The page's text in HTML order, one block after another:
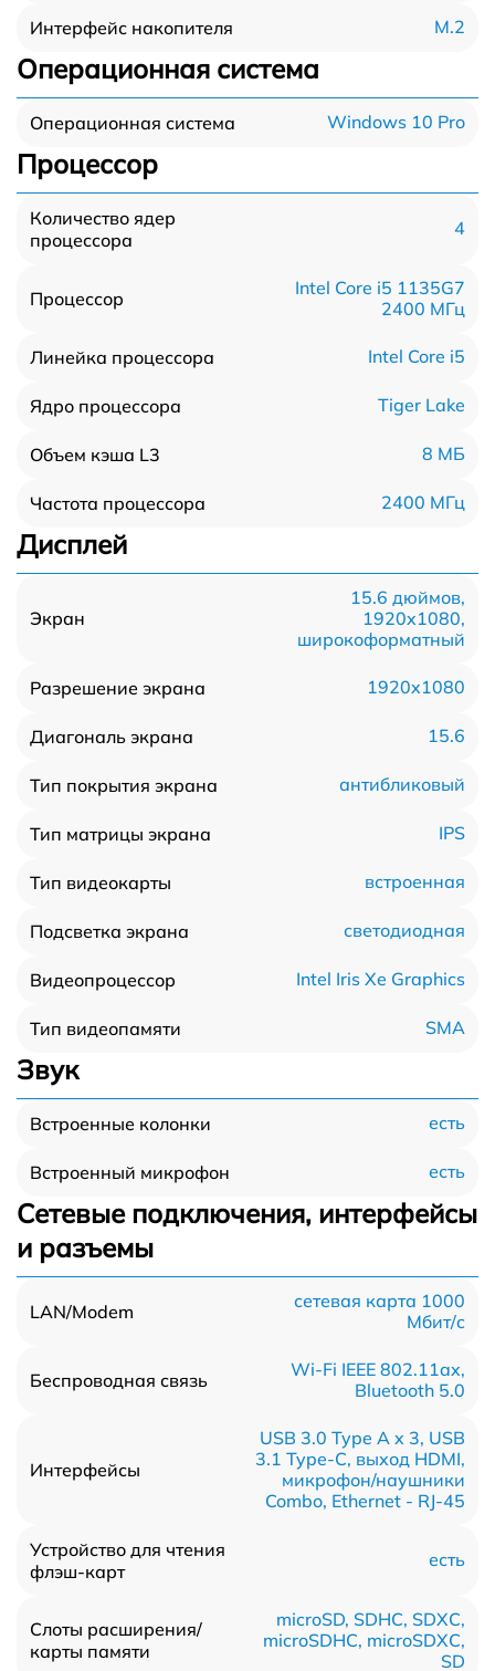
Интерфейс накопителя M.2
Операционная система
Операционная система Windows 10 Pro
Процессор
Количество ядер
процессора
4
Процессор
Intel Core i5 1135G7
2400 МГц
Линейка процессора Intel Core i5
Ядро процессора Tiger Lake
Объем кэша L3 8 МБ
Частота процессора 2400 МГц
Дисплей
Экран
15.6 дюймов,
1920x1080,
широкоформатный
Разрешение экрана 1920x1080
Диагональ экрана 15.6
Тип покрытия экрана антибликовый
Тип матрицы экрана IPS
Тип видеокарты встроенная
Подсветка экрана светодиодная
Видеопроцессор Intel Iris Xe Graphics
Тип видеопамяти SMA
Звук
Встроенные колонки есть
Встроенный микрофон есть
Сетевые подключения, интерфейсы
и разъемы
LAN/Modem
сетевая карта 1000
Мбит/c
Беспроводная связь
Wi-Fi IEEE 802.11ax,
Bluetooth 5.0
Интерфейсы
USB 3.0 Type A x 3, USB
3.1 Type-С, выход HDMI,
микрофон/наушники
Combo, Ethernet - RJ-45
Устройство для чтения
флэш-карт
есть
Слоты расширения/
карты памяти
microSD, SDHC, SDXC,
microSDHC, microSDXC,
SD